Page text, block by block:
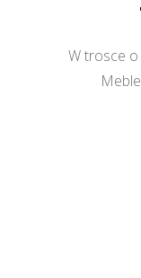
W trosce